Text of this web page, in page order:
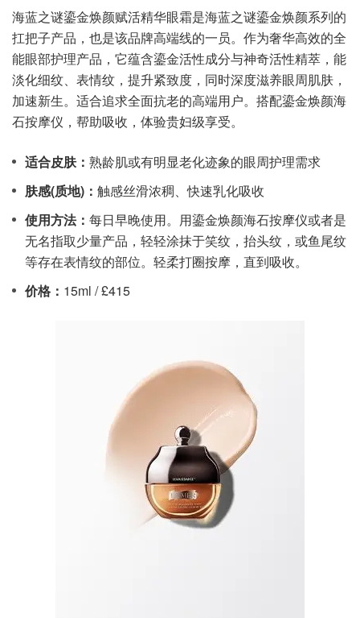
海蓝之谜鎏金焕颜赋活精华眼霜是海蓝之谜鎏金焕颜系列的
扛把子产品，也是该品牌高端线的一员。作为奢华高效的全
能眼部护理产品，它蕴含鎏金活性成分与神奇活性精萃，能
淡化细纹、表情纹，提升紧致度，同时深度滋养眼周肌肤，
加速新生。适合追求全面抗老的高端用户。搭配鎏金焕颜海
石按摩仪，帮助吸收，体验贵妇级享受。
适合皮肤： 熟龄肌或有明显老化迹象的眼周护理需求
肤感(质地)： 触感丝滑浓稠、快速乳化吸收
使用方法： 每日早晚使用。用鎏金焕颜海石按摩仪或者是
无名指取少量产品，轻轻涂抹于笑纹，抬头纹，或鱼尾纹
等存在表情纹的部位。轻柔打圈按摩，直到吸收。
价格： 15ml / £415